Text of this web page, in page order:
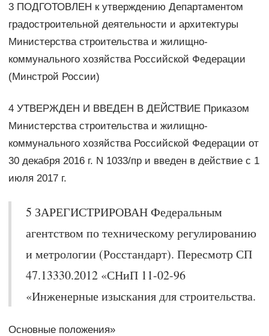
3 ПОДГОТОВЛЕН к утверждению Департаментом
градостроительной деятельности и архитектуры
Министерства строительства и жилищно-
коммунального хозяйства Российской Федерации
(Минстрой России)
4 УТВЕРЖДЕН И ВВЕДЕН В ДЕЙСТВИЕ Приказом
Министерства строительства и жилищно-
коммунального хозяйства Российской Федерации от
30 декабря 2016 г. N 1033/пр и введен в действие с 1
июля 2017 г.
5 ЗАРЕГИСТРИРОВАН Федеральным
агентством по техническому регулированию
и метрологии (Росстандарт). Пересмотр СП
47.13330.2012 «СНиП 11-02-96
«Инженерные изыскания для строительства.
Основные положения»